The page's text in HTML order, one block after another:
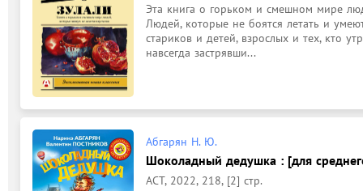
Эта книга о горьком и смешном мире
Людей, которые не боятся летать и
стариков и детей, взрослых и тех, кто
навсегда застрявши...
Абгарян Н. Ю.
Шоколадный дедушка : [для
АСТ, 2022, 218, [2] стр.